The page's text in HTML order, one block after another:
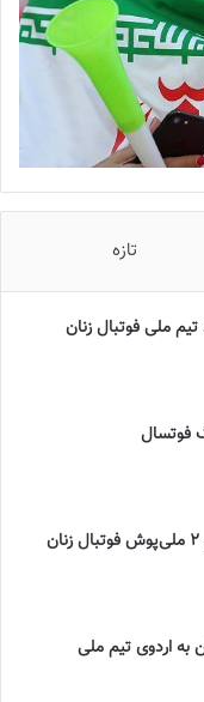
تازه
ملى فوتبال زنان
فوتسال